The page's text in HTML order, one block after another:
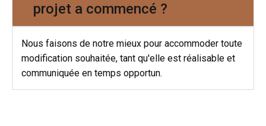
projet a commencé ?
Nous faisons de notre mieux pour accommoder toute
modification souhaitée, tant qu'elle est réalisable et
communiquée en temps opportun.